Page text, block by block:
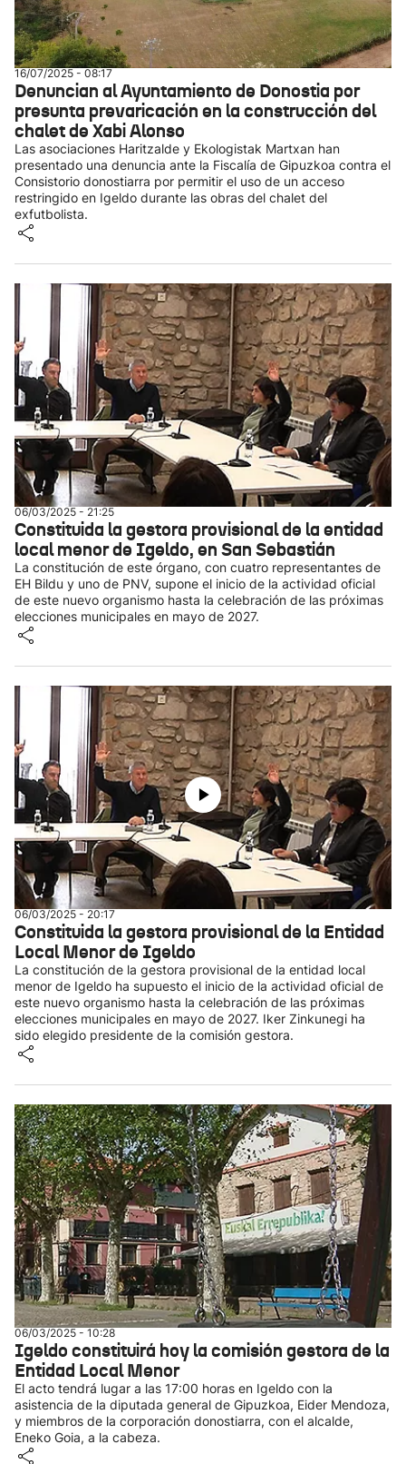
16/07/2025 - 08:17
Denuncian al Ayuntamiento de Donostia por
presunta prevaricación en la construcción del
chalet de Xabi Alonso
Las asociaciones Haritzalde y Ekologistak Martxan han
presentado una denuncia ante la Fiscalía de Gipuzkoa contra el
Consistorio donostiarra por permitir el uso de un acceso
restringido en Igeldo durante las obras del chalet del
exfutbolista.
06/03/2025 - 21:25
Constituida la gestora provisional de la entidad
local menor de Igeldo, en San Sebastián
La constitución de este órgano, con cuatro representantes de
EH Bildu y uno de PNV, supone el inicio de la actividad oficial
de este nuevo organismo hasta la celebración de las próximas
elecciones municipales en mayo de 2027.
06/03/2025 - 20:17
Constituida la gestora provisional de la Entidad
Local Menor de Igeldo
La constitución de la gestora provisional de la entidad local
menor de Igeldo ha supuesto el inicio de la actividad oficial de
este nuevo organismo hasta la celebración de las próximas
elecciones municipales en mayo de 2027. Iker Zinkunegi ha
sido elegido presidente de la comisión gestora.
06/03/2025 - 10:28
Igeldo constituirá hoy la comisión gestora de la
Entidad Local Menor
El acto tendrá lugar a las 17:00 horas en Igeldo con la
asistencia de la diputada general de Gipuzkoa, Eider Mendoza,
y miembros de la corporación donostiarra, con el alcalde,
Eneko Goia, a la cabeza.